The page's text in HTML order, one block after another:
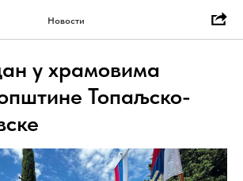
Новости
у храмовима
Топаљско-